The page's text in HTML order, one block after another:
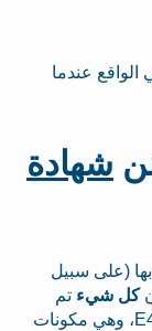
الواقع عندما
شهادة
(على سبيل
كل شيء تم
التحقق من المكونات، بما في ذلك E471 وE422، وهي مكونات